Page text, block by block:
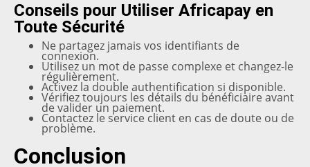
Conseils pour Utiliser Africapay en
Toute Sécurité
Ne partagez jamais vos identifiants de
connexion.
Utilisez un mot de passe complexe et changez-le
régulièrement.
Activez la double authentification si disponible.
Vérifiez toujours les détails du bénéficiaire avant
de valider un paiement.
Contactez le service client en cas de doute ou de
problème.
Conclusion